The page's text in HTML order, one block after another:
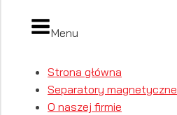
Menu
Strona główna
Separatory magnetyczne
O naszej firmie